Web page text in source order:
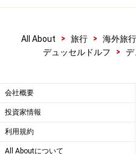
クリーニング店などがずら
国にいることを忘れてしま
リトルジャパンとして有名
ツ中の日本アニメファンに
土曜日にはたくさんのコス
All About > 旅行 > 海外旅行
デュッセルドルフ
> デ
会社概要
投資家情報
利用規約
All Aboutについて